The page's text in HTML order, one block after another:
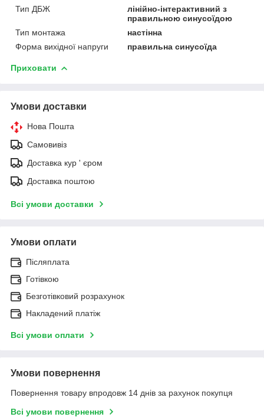
Тип ДБЖ
лінійно-інтерактивний з
правильною синусоїдою
Тип монтажа
настінна
Форма вихідної напруги
правильна синусоїда
Приховати
Умови доставки
Нова Пошта
Самовивіз
Доставка кур ' єром
Доставка поштою
Всі умови доставки
Умови оплати
Післяплата
Готівкою
Безготівковий розрахунок
Накладений платіж
Всі умови оплати
Умови повернення
Повернення товару впродовж 14 днів за рахунок покупця
Всі умови повернення